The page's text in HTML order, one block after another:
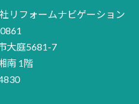
リフォームナビゲーション
大庭5681-7
南 1階